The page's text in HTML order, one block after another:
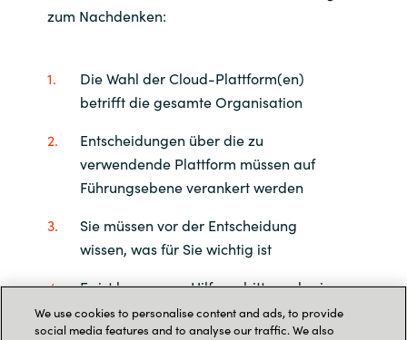
zum Nachdenken:
Die Wahl der Cloud-Plattform(en)
betrifft die gesamte Organisation
Entscheidungen über die zu
verwendende Plattform müssen auf
Führungsebene verankert werden
Sie müssen vor der Entscheidung
wissen, was für Sie wichtig ist
Es ist besser, um Hilfe zu bitten, als eine
schlechte Wahl zu treffen
We use cookies to personalise content and ads, to provide
social media features and to analyse our traffic. We also